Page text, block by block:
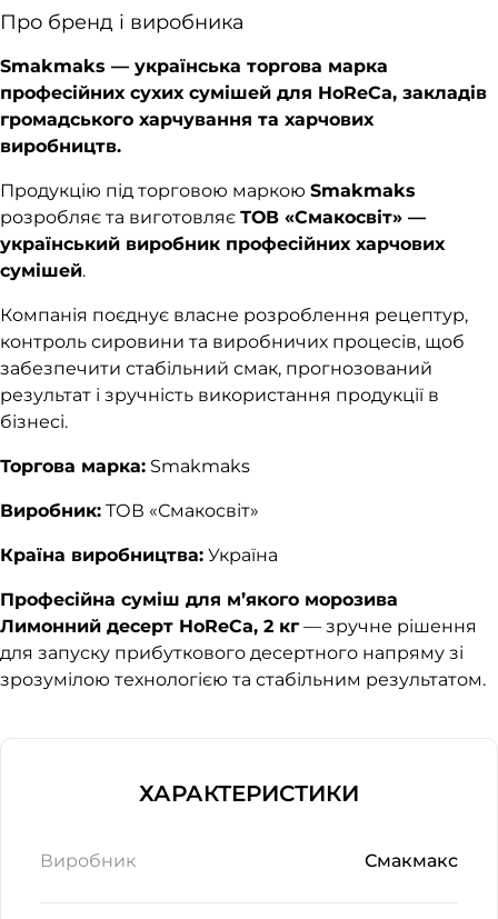
Про бренд і виробника
Smakmaks — українська торгова марка
професійних сухих сумішей для HoReCa, закладів
громадського харчування та харчових
виробництв.
Продукцію під торговою маркою Smakmaks
розробляє та виготовляє ТОВ «Смакосвіт» —
український виробник професійних харчових
сумішей.
Компанія поєднує власне розроблення рецептур,
контроль сировини та виробничих процесів, щоб
забезпечити стабільний смак, прогнозований
результат і зручність використання продукції в
бізнесі.
Торгова марка: Smakmaks
Виробник: ТОВ «Смакосвіт»
Країна виробництва: Україна
Професійна суміш для м’якого морозива
Лимонний десерт HoReCa, 2 кг— зручне рішення
для запуску прибуткового десертного напряму зі
зрозумілою технологією та стабільним результатом.
ХАРАКТЕРИСТИКИ
Виробник Смакмакс